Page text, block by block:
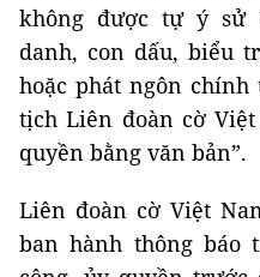
không được tự ý sử
danh, con dấu, biểu
hoặc phát ngôn chính
tịch Liên đoàn cờ
quyền bằng văn bản”.
Liên đoàn cờ Việt
ban hành thông báo